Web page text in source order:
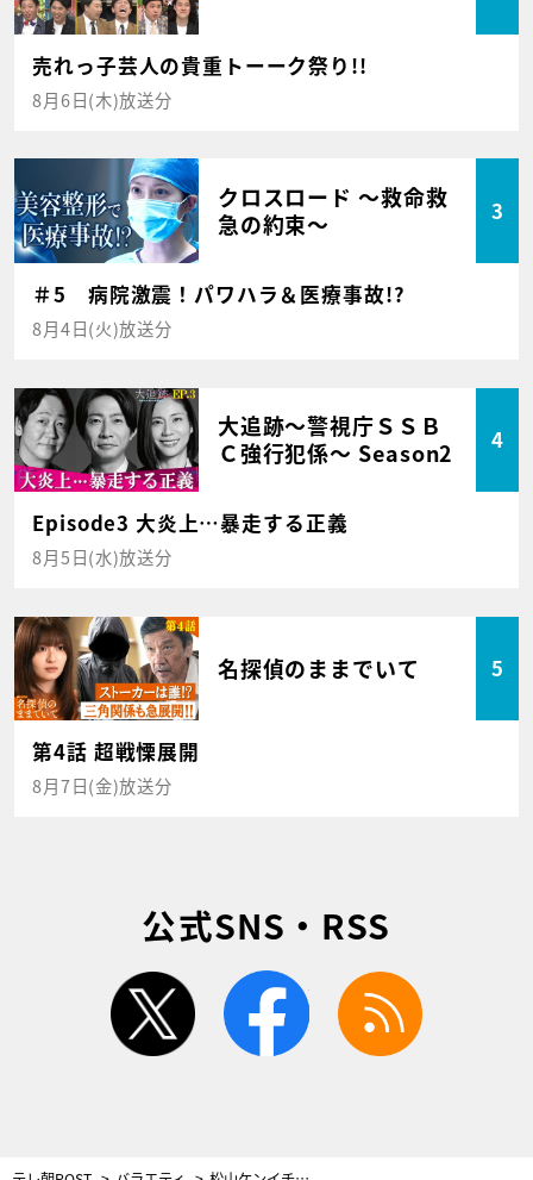
売れっ子芸人の貴重トーーク祭り!!
8月6日(木)放送分
クロスロード ～救命救
急の約束～
3
＃5 病院激震！パワハラ＆医療事故!?
8月4日(火)放送分
大追跡～警視庁ＳＳＢ
Ｃ強行犯係～ Season2
4
Episode3 大炎上…暴走する正義
8月5日(水)放送分
名探偵のままでいて 5
第4話 超戦慄展開
8月7日(金)放送分
公式SNS・RSS
twitter facebook